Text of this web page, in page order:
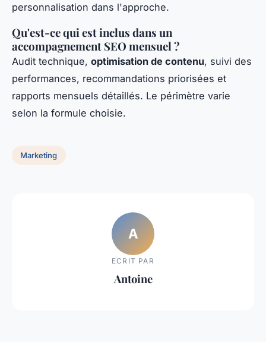
personnalisation dans l'approche.
Qu'est-ce qui est inclus dans un
accompagnement SEO mensuel ?
Audit technique, optimisation de contenu, suivi des
performances, recommandations priorisées et
rapports mensuels détaillés. Le périmètre varie
selon la formule choisie.
Marketing
A
ECRIT PAR
Antoine